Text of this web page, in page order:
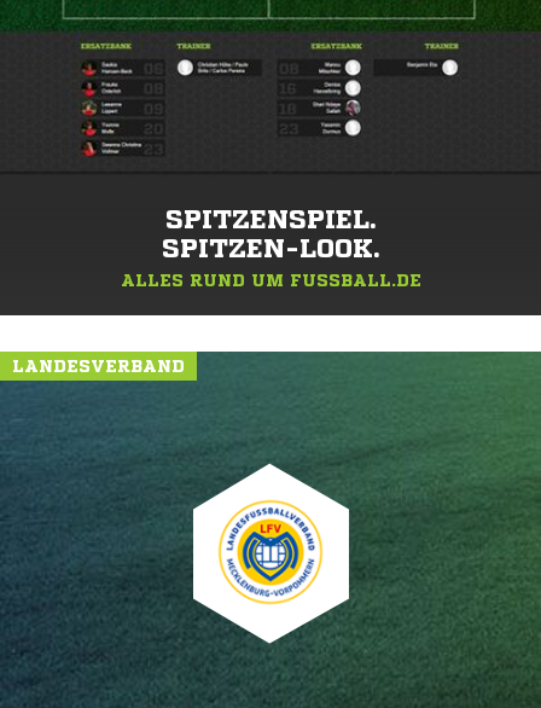
SPITZENSPIEL.
SPITZEN-LOOK.
ALLES RUND UM FUSSBALL.DE
LANDESVERBAND